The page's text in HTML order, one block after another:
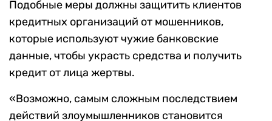
Подобные меры должны защитить клиентов
кредитных организаций от мошенников,
которые используют чужие банковские
данные, чтобы украсть средства и получить
кредит от лица жертвы.
«Возможно, самым сложным последствием
действий злоумышленников становится